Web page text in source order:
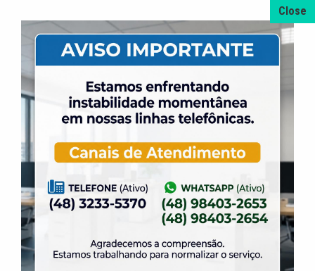
20/11/2006
Liga da Grande Florianópolis de Futsal
Masculino Sub 09
ELASE 16x3 AABB
Data: 22/11/2006
Campeonato Estadual de Futsal
Masculino Sub 09